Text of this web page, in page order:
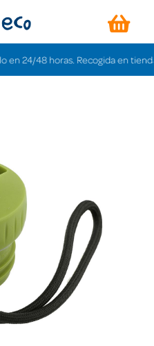
horas. Recogida en tiendas